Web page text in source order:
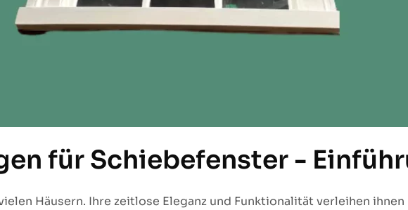
für Schiebefenster -
Häusern. Ihre zeitlose Eleganz und Funktionalität verleihen